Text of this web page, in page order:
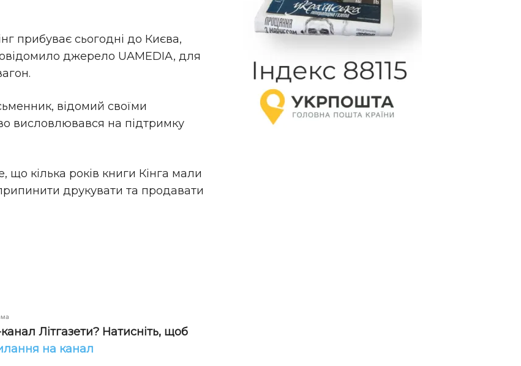
прибуває сьогодні до Києва,
джерело UAMEDIA, для
відомий своїми
висловлювався на підтримку
кілька років книги Кінга мали
друкувати та продавати
Літгазети? Натисніть, щоб
на канал